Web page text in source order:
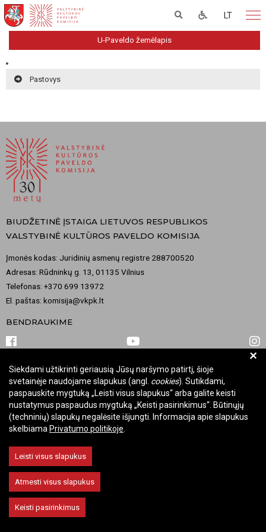
LT
U-Paveldo žemėlapis
Pastovys
BIUDŽETINĖ ĮSTAIGA LIETUVOS RESPUBLIKOS
VALSTYBINĖ KULTŪROS PAVELDO KOMISIJA
Įmonės kodas: Juridinių asmenų registre 288700520
Adresas: Rūdninkų g. 13, 01135 Vilnius
Telefonas: +370 699 13972
El. paštas: komisija@vkpk.lt
BENDRAUKIME
© 2026 Valstybinė kultūros paveldo komisija. Visos teisės saugomos.
Keisti slapukų nustatymus
+
Siekdami užtikrinti geriausią Jūsų naršymo patirtį, šioje
svetainėje naudojame slapukus (angl. cookies). Sutikdami,
paspauskite mygtuką „Leisti visus slapukus“ arba galite keisti
nustatymus paspaudus mygtuką „Keisti pasirinkimus“. Būtinųjų
(techninių) slapukų negalėsite išjungti. Informacija apie slapukus
skelbiama Privatumo politikoje
Leisti visus slapukus
Atmesti visus slapukus
Keisti pasirinkimus